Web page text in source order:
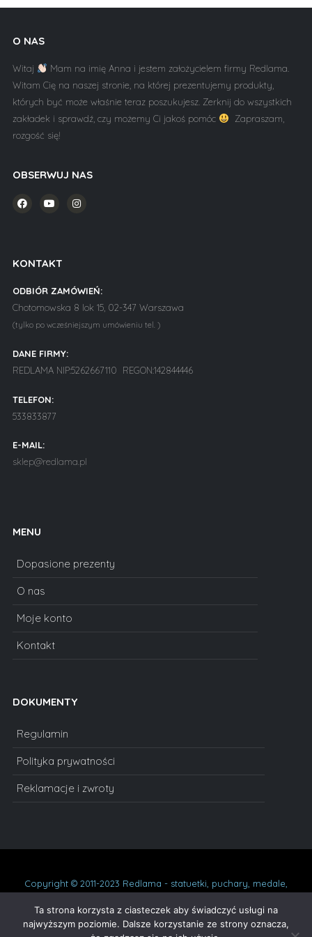
O NAS
Witaj
Mam na imię Anna i jestem założycielem firmy Redlama.
Witam Cię na naszej stronie, na której prezentujemy produkty,
których być może właśnie teraz poszukujesz. Zerknij do wszystkich
zakładek i sprawdź, czy możemy Ci jakoś pomóc
Zapraszam,
rozgość się!
OBSERWUJ NAS
KONTAKT
ODBIÓR ZAMÓWIEŃ:
Chotomowska 8 lok 15, 02-347 Warszawa
(tylko po wcześniejszym umówieniu tel. )
DANE FIRMY:
REDLAMA NIP:5262667110 REGON:142844446
TELEFON:
533833877
E-MAIL:
sklep@redlama.pl
MENU
Dopasione prezenty
O nas
Moje konto
Kontakt
DOKUMENTY
Regulamin
Polityka prywatności
Reklamacje i zwroty
Copyright © 2011-2023 Redlama - statuetki, puchary, medale,
dyplomy, statuetki szklane, prezenty na urodziny, podziękowania,
oskary. Wszelkie prawa zastrzeżone.
Ta strona korzysta z ciasteczek aby świadczyć usługi na
najwyższym poziomie. Dalsze korzystanie ze strony oznacza,